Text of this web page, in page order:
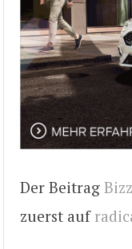
Der Beitrag
zuerst auf